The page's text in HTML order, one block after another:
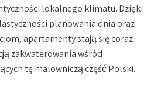
lokalnego klimatu. Dzięki
planowania dnia oraz
apartamenty stają się coraz
zakwaterowania wśród
tę malowniczą część Polski.